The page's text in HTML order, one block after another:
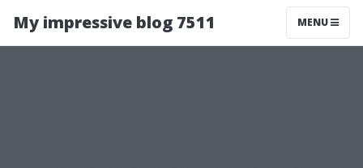
My impressive blog 7511 MENU